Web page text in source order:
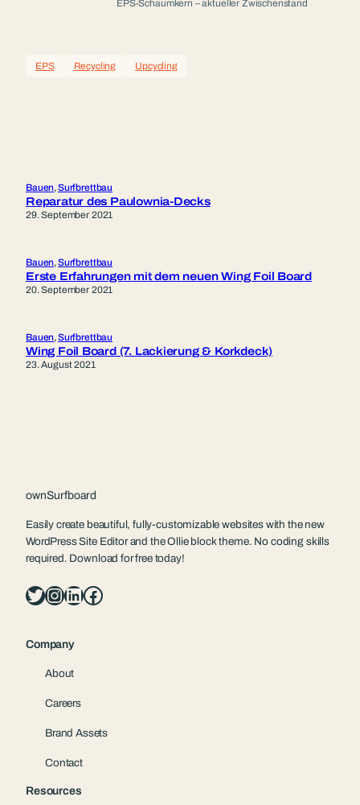
EPS-Schaumkern – aktueller Zwischenstand
EPS Recycling Upcycling
Bauen, Surfbrettbau
Reparatur des Paulownia-Decks
29. September 2021
Bauen, Surfbrettbau
Erste Erfahrungen mit dem neuen Wing Foil Board
20. September 2021
Bauen, Surfbrettbau
Wing Foil Board (7. Lackierung & Korkdeck)
23. August 2021
ownSurfboard
Easily create beautiful, fully-customizable websites with the new
WordPress Site Editor and the Ollie block theme. No coding skills
required. Download for free today!
Twitter InstagramLinkedIn Facebook
Company
About
Careers
Brand Assets
Contact
Resources